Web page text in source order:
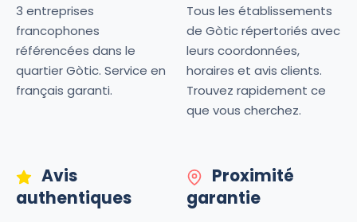
3 entreprises
francophones
référencées dans le
quartier Gòtic. Service en
français garanti.
Tous les établissements
de Gòtic répertoriés avec
leurs coordonnées,
horaires et avis clients.
Trouvez rapidement ce
que vous cherchez.
Avis
authentiques
Proximité
garantie